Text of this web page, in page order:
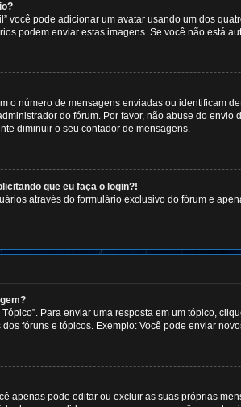
você pode adicionar um avatar usando um dos
podem enviar estas imagens. Se você não está
o número de mensagens enviadas ou identificam
do fórum. Por favor, não abuse do
diminuir o seu contador de mensagens.
que eu faça o login?!
através do formulário exclusivo do fórum e
Para enviar uma resposta em um tópico,
fóruns e tópicos. Exemplo: Você pode enviar
apenas pode editar ou excluir as suas próprias